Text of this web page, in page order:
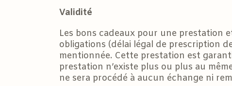
Validité
Les bons cadeaux pour une prestation
obligations (délai légal de prescription
mentionnée. Cette prestation est
prestation n’existe plus ou plus au
ne sera procédé à aucun échange ni